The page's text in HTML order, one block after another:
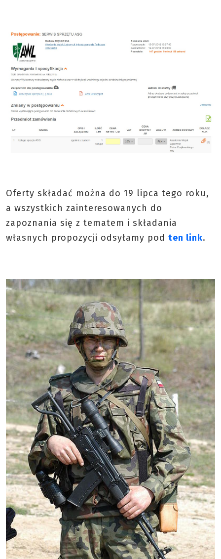
Oferty składać można do 19 lipca tego roku,
a wszystkich zainteresowanych do
zapoznania się z tematem i składania
własnych propozycji odsyłamy pod ten link.